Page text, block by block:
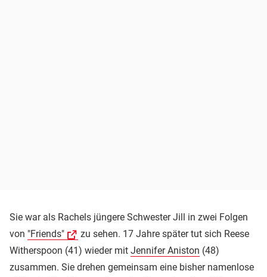
Sie war als Rachels jüngere Schwester Jill in zwei Folgen
von "Friends"
zu sehen. 17 Jahre später tut sich Reese
Witherspoon (41) wieder mit Jennifer Aniston (48)
zusammen. Sie drehen gemeinsam eine bisher namenlose